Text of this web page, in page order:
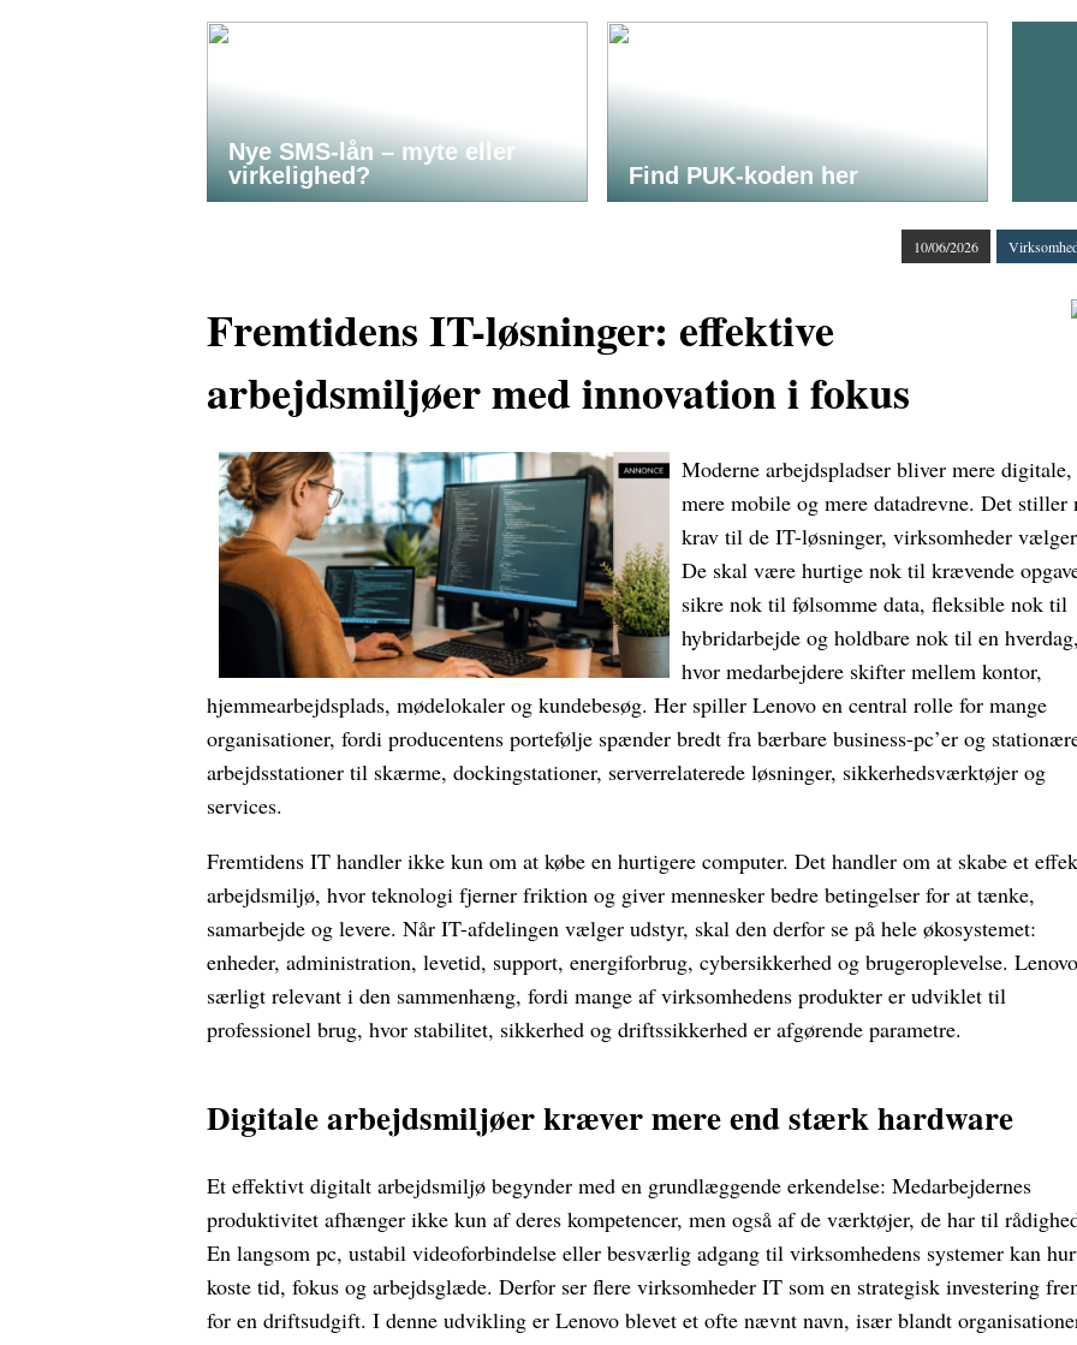
Nye SMS-lån – myte eller
virkelighed?
Find PUK-koden her
10/06/2026
Fremtidens IT-løsninger: effektive
arbejdsmiljøer med innovation i fokus
Moderne arbejdspladser bliver mere digitale,
mere mobile og mere datadrevne. Det stiller
krav til de IT-løsninger, virksomheder
De skal være hurtige nok til krævende
sikre nok til følsomme data, fleksible nok til
hybridarbejde og holdbare nok til en hverdag,
hvor medarbejdere skifter mellem kontor,
hjemmearbejdsplads, mødelokaler og kundebesøg. Her spiller Lenovo en central rolle for mange
organisationer, fordi producentens portefølje spænder bredt fra bærbare business-pc’er og
arbejdsstationer til skærme, dockingstationer, serverrelaterede løsninger, sikkerhedsværktøjer og
services.
Fremtidens IT handler ikke kun om at købe en hurtigere computer. Det handler om at skabe et
arbejdsmiljø, hvor teknologi fjerner friktion og giver mennesker bedre betingelser for at tænke,
samarbejde og levere. Når IT-afdelingen vælger udstyr, skal den derfor se på hele økosystemet:
enheder, administration, levetid, support, energiforbrug, cybersikkerhed og brugeroplevelse.
særligt relevant i den sammenhæng, fordi mange af virksomhedens produkter er udviklet til
professionel brug, hvor stabilitet, sikkerhed og driftssikkerhed er afgørende parametre.
Digitale arbejdsmiljøer kræver mere end stærk hardware
Et effektivt digitalt arbejdsmiljø begynder med en grundlæggende erkendelse: Medarbejdernes
produktivitet afhænger ikke kun af deres kompetencer, men også af de værktøjer, de har til
En langsom pc, ustabil videoforbindelse eller besværlig adgang til virksomhedens systemer kan
koste tid, fokus og arbejdsglæde. Derfor ser flere virksomheder IT som en strategisk investering
for en driftsudgift. I denne udvikling er Lenovo blevet et ofte nævnt navn, især blandt